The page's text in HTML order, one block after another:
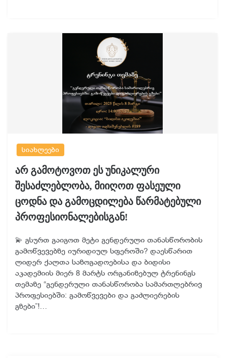
სიახლეები
არ გამოტოვოთ ეს უნიკალური
შესაძლებლობა, მიიღოთ ფასეული
ცოდნა და გამოცდილება წარმატებული
პროფესიონალებისგან!
💫 გსურთ გაიგოთ მეტი გენდერული თანასწორობის
გამოწვევებზე იურიდიულ სფეროში? დაესწარით
ლიდერ ქალთა საზოგადოებისა და ბიდისი
აკადემიის მიერ 8 მარტს ორგანიზებულ ტრენინგს
თემაზე “გენდერული თანასწორობა სამართლებრივ
პროფესიებში: გამოწვევები და გაძლიერების
გზები”!…